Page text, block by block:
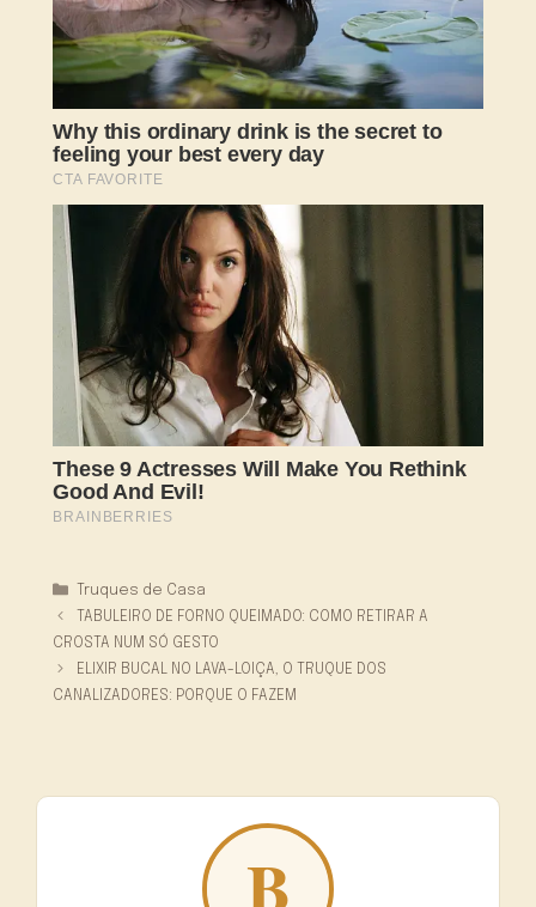
Categorias
Truques de Casa
TABULEIRO DE FORNO QUEIMADO: COMO RETIRAR A
CROSTA NUM SÓ GESTO
ELIXIR BUCAL NO LAVA-LOIÇA, O TRUQUE DOS
CANALIZADORES: PORQUE O FAZEM